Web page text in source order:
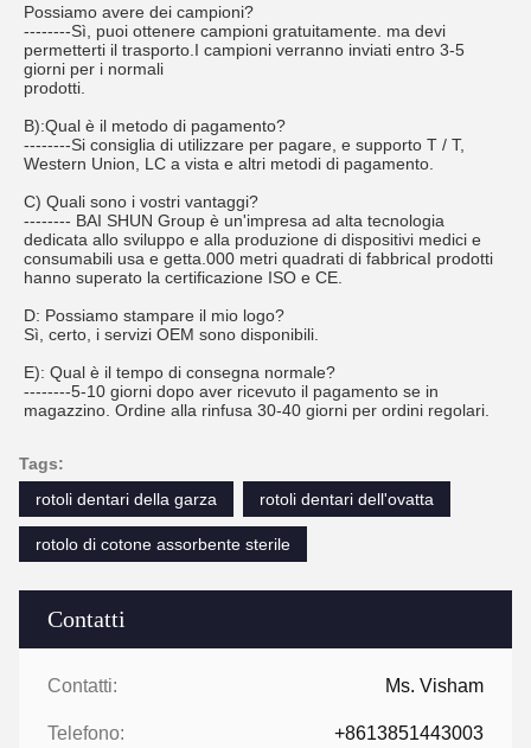
Contatti
Contatti: Ms. Visham
Telefono: +8613851443003
Possiamo avere dei campioni?
--------Sì, puoi ottenere campioni gratuitamente. ma devi
permetterti il trasporto.I campioni verranno inviati entro 3-5
giorni per i normali
prodotti.
B):Qual è il metodo di pagamento?
--------Si consiglia di utilizzare per pagare, e supporto T / T,
Western Union, LC a vista e altri metodi di pagamento.
C) Quali sono i vostri vantaggi?
-------- BAI SHUN Group è un'impresa ad alta tecnologia
dedicata allo sviluppo e alla produzione di dispositivi medici e
consumabili usa e getta.000 metri quadrati di fabbricaI prodotti
hanno superato la certificazione ISO e CE.
D: Possiamo stampare il mio logo?
Sì, certo, i servizi OEM sono disponibili.
E): Qual è il tempo di consegna normale?
--------5-10 giorni dopo aver ricevuto il pagamento se in
magazzino. Ordine alla rinfusa 30-40 giorni per ordini regolari.
Tags:
rotoli dentari della garza
rotoli dentari dell'ovatta
rotolo di cotone assorbente sterile